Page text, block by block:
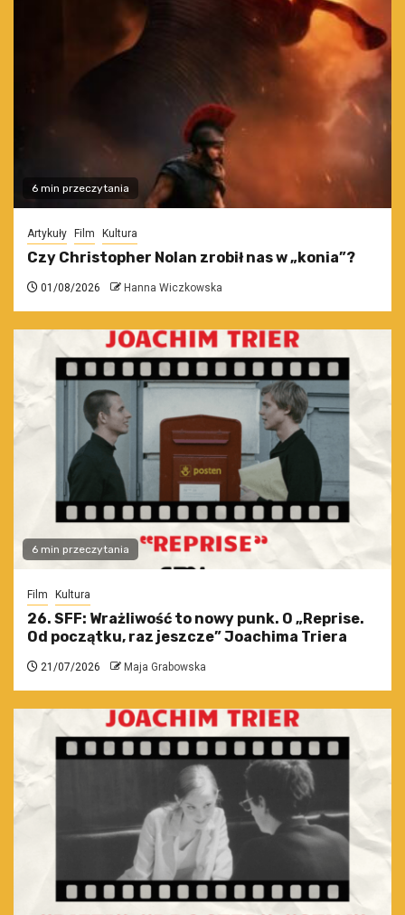
6 min przeczytania
Artykuły Film Kultura
Czy Christopher Nolan zrobił nas w „konia”?
01/08/2026 Hanna Wiczkowska
6 min przeczytania
Film Kultura
26. SFF: Wrażliwość to nowy punk. O „Reprise.
Od początku, raz jeszcze” Joachima Triera
21/07/2026 Maja Grabowska